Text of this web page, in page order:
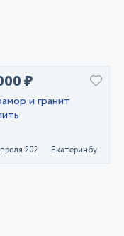
₽
и гранит
2022 Екатеринбург